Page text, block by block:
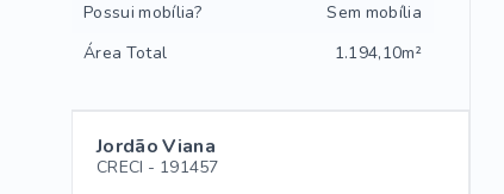
Possui mobília?
Sem mobília
Área Total
1.194,10m²
Jordão Viana
CRECI - 191457